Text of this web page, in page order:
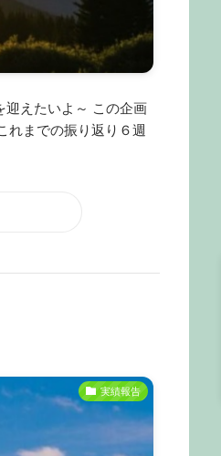
迎えたいよ～ この企画
れまでの振り返り６週
実績報告